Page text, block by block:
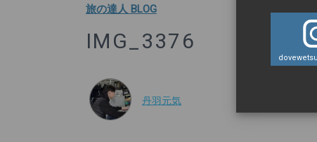
旅の達人 BLOG
IMG_3376
丹羽元気